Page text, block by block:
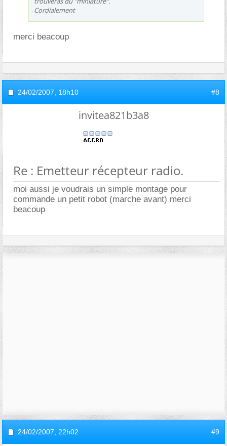
Cordialement
merci beacoup
24/02/2007, 18h10 #8
invitea821b3a8
Re : Emetteur récepteur radio.
moi aussi je voudrais un simple montage pour
commande un petit robot (marche avant) merci
beacoup
24/02/2007, 22h02 #9